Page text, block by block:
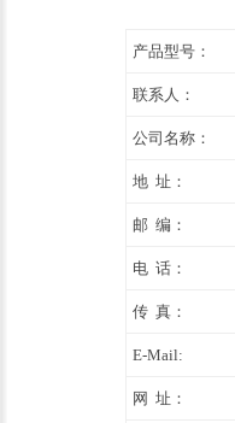
产品型号：
联系人：
公司名称：
地 址：
邮 编：
电 话：
传 真：
E-Mail:
网 址：